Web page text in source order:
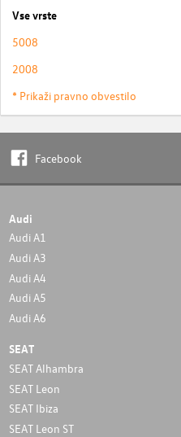
Vse vrste
5008
2008
* Prikaži pravno obvestilo
Facebook
Audi
Audi A1
Audi A3
Audi A4
Audi A5
Audi A6
SEAT
SEAT Alhambra
SEAT Leon
SEAT Ibiza
SEAT Leon ST